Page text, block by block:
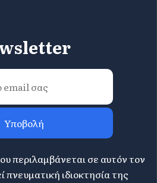
Υποβολή
περιλαμβάνεται σε αυτόν τον
πνευματική ιδιοκτησία της